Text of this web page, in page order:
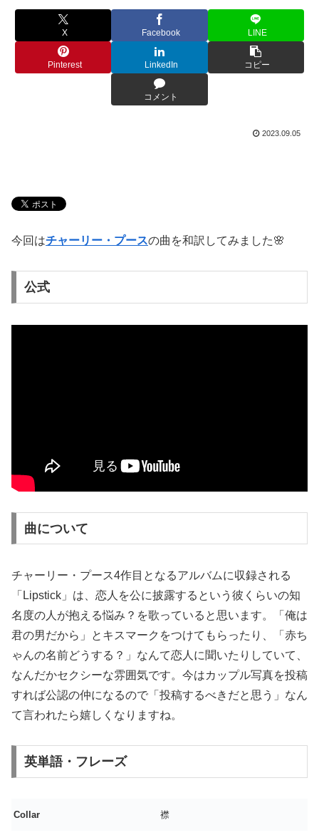
X Facebook LINE
Pinterest LinkedIn コピー
コメント
2023.09.05
今回はチャーリー・プースの曲を和訳してみました🌸
公式
曲について
チャーリー・プース4作目となるアルバムに収録される
「Lipstick」は、恋人を公に披露するという彼くらいの知
名度の人が抱える悩み？を歌っていると思います。「俺は
君の男だから」とキスマークをつけてもらったり、「赤ち
ゃんの名前どうする？」なんて恋人に聞いたりしていて、
なんだかセクシーな雰囲気です。今はカップル写真を投稿
すれば公認の仲になるので「投稿するべきだと思う」なん
て言われたら嬉しくなりますね。
英単語・フレーズ
Collar 襟